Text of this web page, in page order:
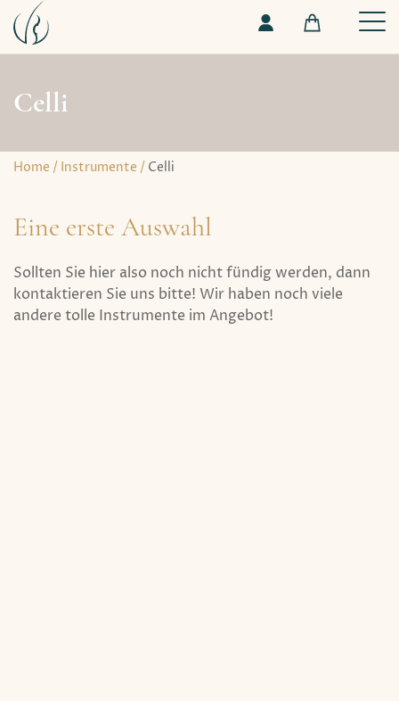
Celli
Home / Instrumente / Celli
Eine erste Auswahl
Sollten Sie hier also noch nicht fündig werden, dann
kontaktieren Sie uns bitte! Wir haben noch viele
andere tolle Instrumente im Angebot!